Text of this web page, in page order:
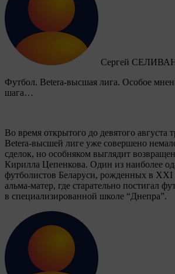
Сергей
Футбол. Betera-высшая лига. Особое
шага…
Во время открытого до девятого августа
Betera-высшей лиге уже совершено
сделок, но особняком выглядит
Кирилла Цепенкова. Один из наиболее
футболистов Беларуси, рожденных в XXI
альма-матер, где старательно постигал
в специализированной школе “Днепра”.